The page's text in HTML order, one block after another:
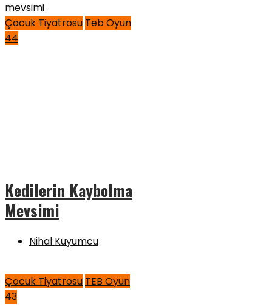
Çocuk Tiyatrosu Teb Oyun
44
Kedilerin Kaybolma
Mevsimi
Nihal Kuyumcu
Çocuk Tiyatrosu TEB Oyun
43